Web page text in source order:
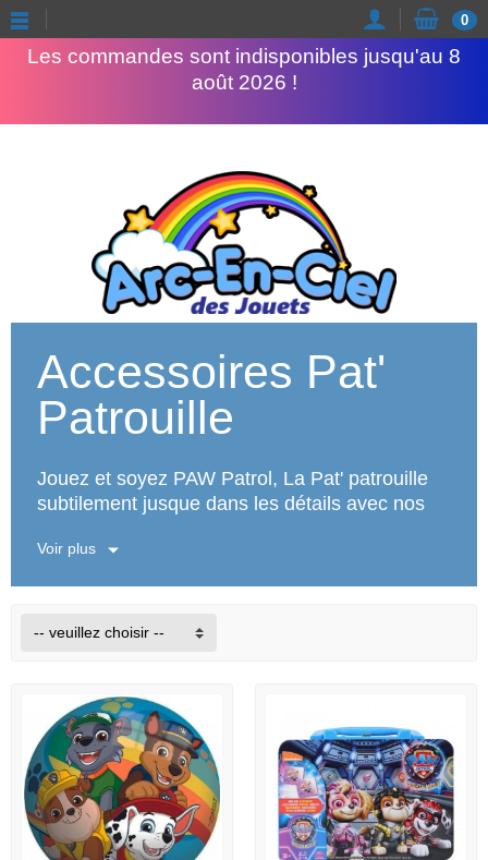
Les commandes sont indisponibles jusqu'au 8
août 2026 !
0
Accessoires Pat'
Patrouille
Jouez et soyez PAW Patrol, La Pat' patrouille
subtilement jusque dans les détails avec nos
Voir plus
-- veuillez choisir --